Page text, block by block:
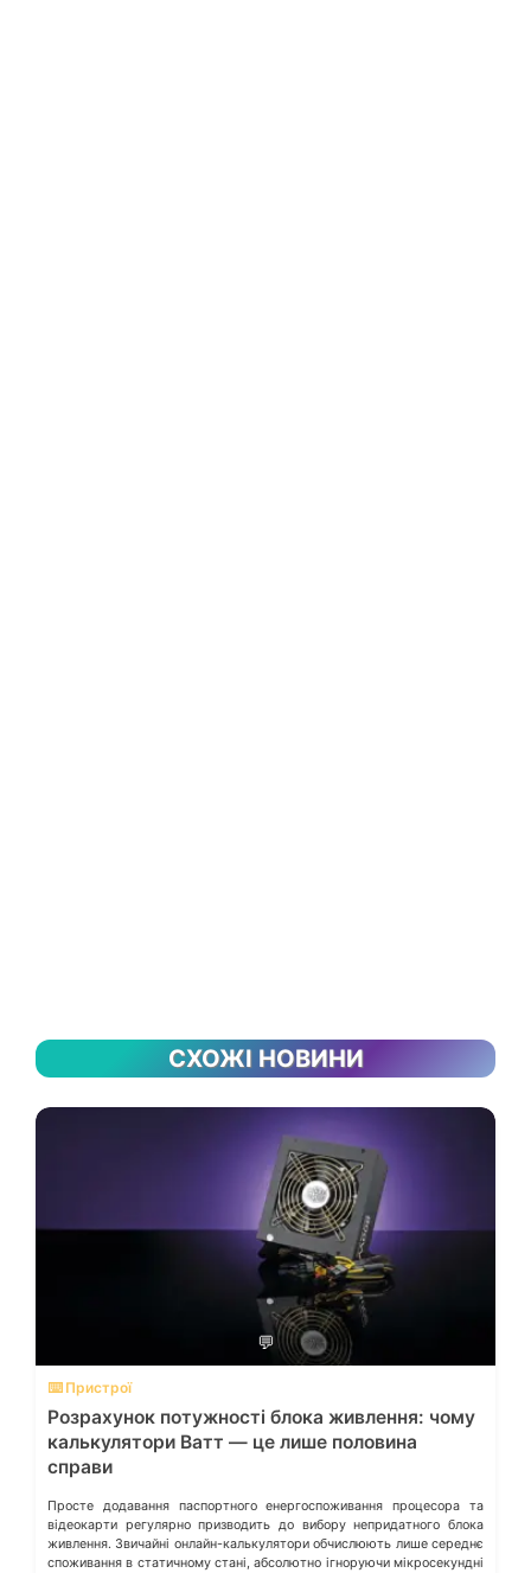
СХОЖІ НОВИНИ
💬
⌨️ Пристрої
Розрахунок потужності блока живлення: чому
калькулятори Ватт — це лише половина
справи
Просте додавання паспортного енергоспоживання процесора та
відеокарти регулярно призводить до вибору непридатного блока
живлення. Звичайні онлайн-калькулятори обчислюють лише середнє
споживання в статичному стані, абсолютно ігноруючи мікросекундні